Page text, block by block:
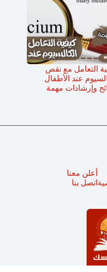
التعامل مع نقص
عند الأطفال
وإرشادات مهمة
أعلن معنا
اتصل بنا